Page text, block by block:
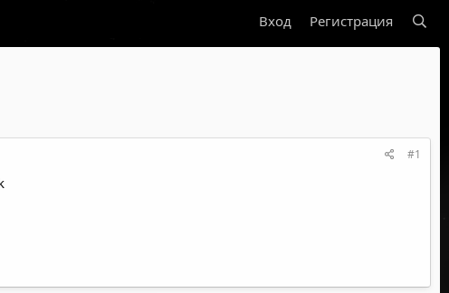
Вход Регистрация
#1